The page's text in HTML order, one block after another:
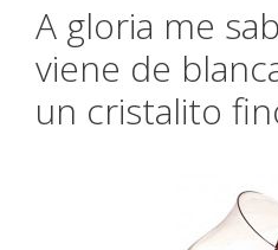
A gloria me
viene de
un cristalito